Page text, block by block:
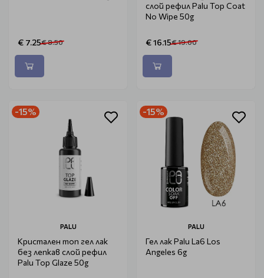
€ 7.25€ 8.50
слой рефил Palu Top Coat
No Wipe 50g
€ 16.15€ 19.00
-15%
PALU
Кристален топ гел лак
без лепкав слой рефил
Palu Top Glaze 50g
-15%
PALU
Гел лак Palu La6 Los
Angeles 6g